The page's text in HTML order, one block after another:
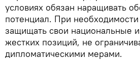
условиях обязан наращивать
потенциал. При необходимости
защищать свои национальные
жестких позиций, не
дипломатическими мерами.